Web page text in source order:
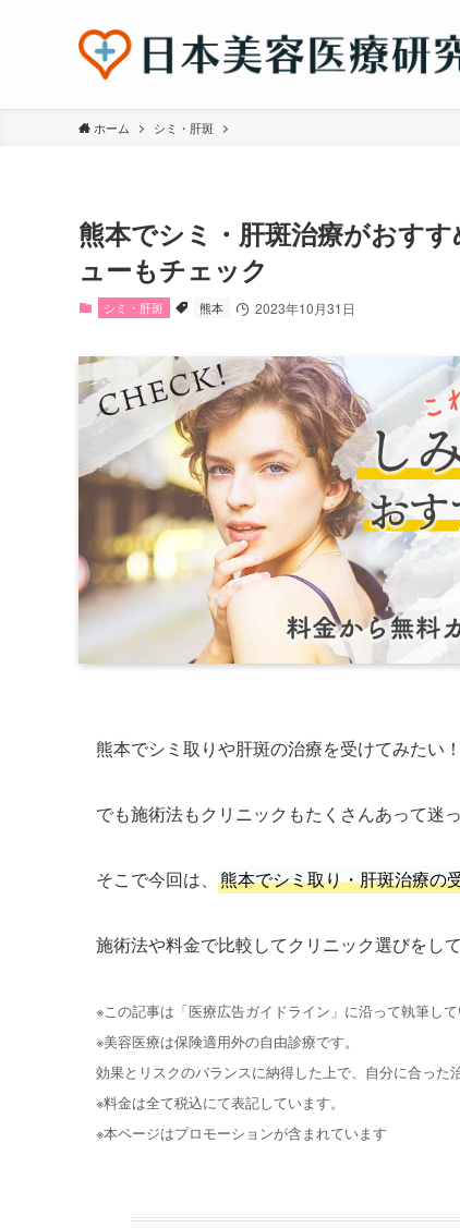
ホーム シミ・肝斑
熊本でシミ・肝斑治療がおす
ューもチェック
シミ・肝斑 熊本 2023年10月31日
熊本でシミ取りや肝斑の治療を受けてみたい
でも施術法もクリニックもたくさんあって迷
そこで今回は、 熊本でシミ取り・肝斑治療の
施術法や料金で比較してクリニック選びをし
※この記事は「医療広告ガイドライン」に沿って執筆して
※美容医療は保険適用外の自由診療です。
効果とリスクのバランスに納得した上で、自分に合った
※料金は全て税込にて表記しています。
※本ページはプロモーションが含まれています